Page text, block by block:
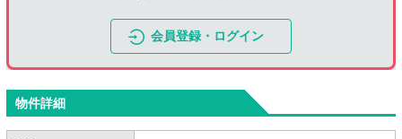
会員登録・ログイン
物件詳細